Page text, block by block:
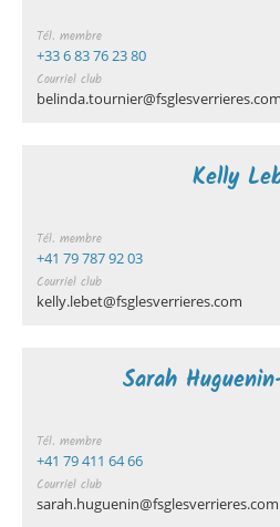
Tél. membre
+33 6 83 76 23 80
Courriel club
belinda.tournier@fsglesverrieres.com
Kelly
Tél. membre
+41 79 787 92 03
Courriel club
kelly.lebet@fsglesverrieres.com
Sarah
Tél. membre
+41 79 411 64 66
Courriel club
sarah.huguenin@fsglesverrieres.com